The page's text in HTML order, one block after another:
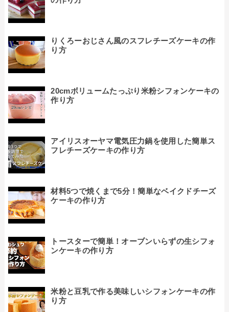
りくろーおじさん風のスフレチーズケーキの作
り方
20cmボリュームたっぷり米粉シフォンケーキの
作り方
アイリスオーヤマ電気圧力鍋を使用した簡単ス
フレチーズケーキの作り方
材料5つで焼くまで5分！簡単なベイクドチーズ
ケーキの作り方
トースターで簡単！オーブンいらずの生シフォ
ンケーキの作り方
米粉と豆乳で作る美味しいシフォンケーキの作
り方